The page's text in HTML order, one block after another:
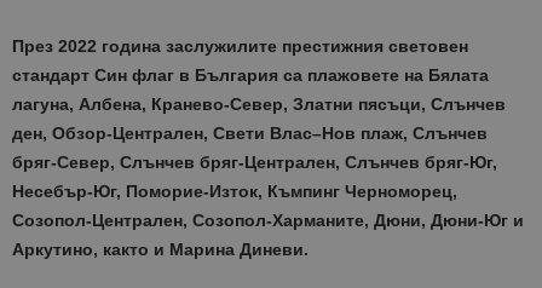
През 2022 година заслужилите престижния световен
стандарт Син флаг в България са плажовете на Бялата
лагуна, Албена, Кранево-Север, Златни пясъци, Слънчев
ден, Обзор-Централен, Свети Влас–Нов плаж, Слънчев
бряг-Север, Слънчев бряг-Централен, Слънчев бряг-Юг,
Несебър-Юг, Поморие-Изток, Къмпинг Черноморец,
Созопол-Централен, Созопол-Харманите, Дюни, Дюни-Юг и
Аркутино, както и Марина Диневи.